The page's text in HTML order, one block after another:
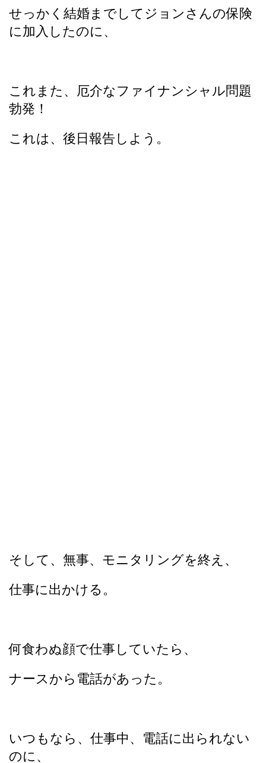
せっかく結婚までしてジョンさんの保険
に加入したのに、
これまた、厄介なファイナンシャル問題
勃発！
これは、後日報告しよう。
そして、無事、モニタリングを終え、
仕事に出かける。
何食わぬ顔で仕事していたら、
ナースから電話があった。
いつもなら、仕事中、電話に出られない
のに、